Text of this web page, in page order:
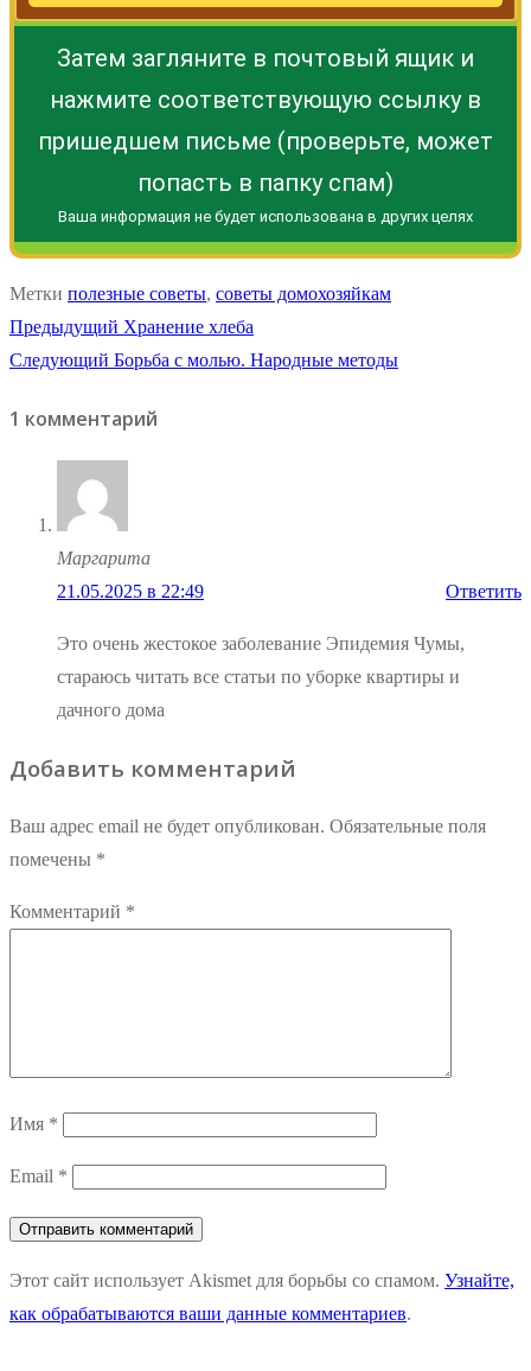
Затем загляните в почтовый ящик и
нажмите соответствующую ссылку в
пришедшем письме (проверьте, может
попасть в папку спам)
Ваша информация не будет использована в других целях
Метки полезные советы, советы домохозяйкам
Навигация
по
записям
Предыдущий Предыдущая
запись:
Хранение хлеба
Следующий Следующая
Борьба с молью. Народные методы
1 комментарий
Маргарита
21.05.2025 в 22:49
Ответить
Это очень жестокое заболевание Эпидемия Чумы,
стараюсь читать все статьи по уборке квартиры и
дачного дома
Добавить комментарий
Ваш адрес email не будет опубликован. Обязательные поля
помечены *
Комментарий *
Имя *
Email *
Этот сайт использует Akismet для борьбы со спамом. Узнайте,
как обрабатываются ваши данные комментариев.